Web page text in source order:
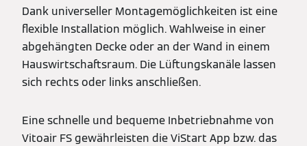
Dank universeller Montagemöglichkeiten ist eine
flexible Installation möglich. Wahlweise in einer
abgehängten Decke oder an der Wand in einem
Hauswirtschaftsraum. Die Lüftungskanäle lassen
sich rechts oder links anschließen.
Eine schnelle und bequeme Inbetriebnahme von
Vitoair FS gewährleisten die ViStart App bzw. das